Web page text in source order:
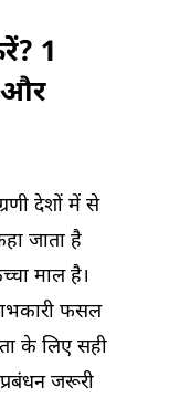
1
और
देशों में से
जाता है
माल है।
फसल
के लिए सही
जरूरी